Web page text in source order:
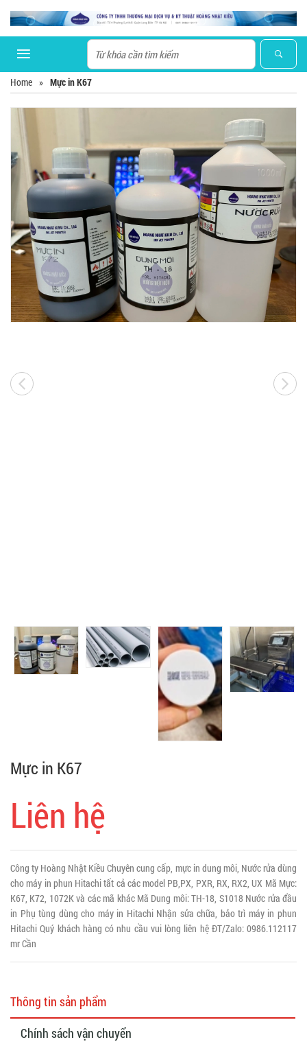
Home » Mực in K67
Mực in K67
Liên hệ
Công ty Hoàng Nhật Kiều Chuyên cung cấp, mực in dung môi, Nước rửa dùng
cho máy in phun Hitachi tất cả các model PB,PX, PXR, RX, RX2, UX Mã Mực:
K67, K72, 1072K và các mã khác Mã Dung môi: TH-18, S1018 Nước rửa đầu
in Phụ tùng dùng cho máy in Hitachi Nhận sửa chữa, bảo trì máy in phun
Hitachi Quý khách hàng có nhu cầu vui lòng liên hệ ĐT/Zalo: 0986.112117
mr Cần
Thông tin sản phẩm
Chính sách vận chuyển